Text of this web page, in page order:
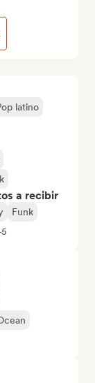
latino
a recibir
Funk